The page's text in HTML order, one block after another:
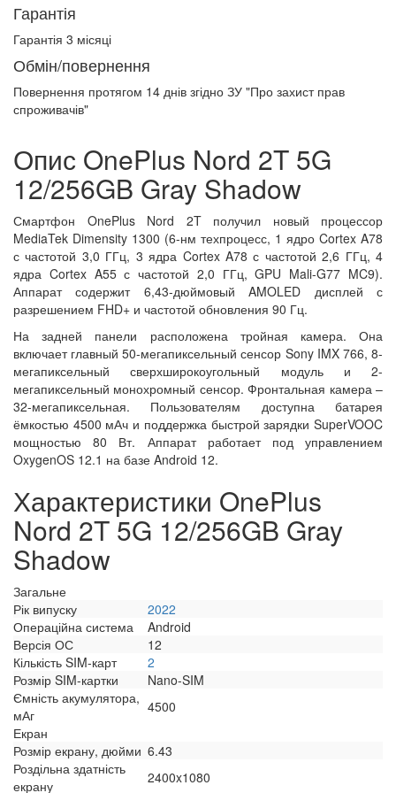
Гарантія
Гарантія 3 місяці
Обмін/повернення
Повернення протягом 14 днів згідно ЗУ "Про захист прав
спроживачів"
Опис OnePlus Nord 2T 5G
12/256GB Gray Shadow
Смартфон OnePlus Nord 2T получил новый процессор
MediaTek Dimensity 1300 (6-нм техпроцесс, 1 ядро Cortex A78
с частотой 3,0 ГГц, 3 ядра Cortex A78 с частотой 2,6 ГГц, 4
ядра Cortex A55 с частотой 2,0 ГГц, GPU Mali-G77 MC9).
Аппарат содержит 6,43-дюймовый AMOLED дисплей с
разрешением FHD+ и частотой обновления 90 Гц.
На задней панели расположена тройная камера. Она
включает главный 50-мегапиксельный сенсор Sony IMX 766, 8-
мегапиксельный сверхширокоугольный модуль и 2-
мегапиксельный монохромный сенсор. Фронтальная камера –
32-мегапиксельная. Пользователям доступна батарея
ёмкостью 4500 мАч и поддержка быстрой зарядки SuperVOOC
мощностью 80 Вт. Аппарат работает под управлением
OxygenOS 12.1 на базе Android 12.
Характеристики OnePlus
Nord 2T 5G 12/256GB Gray
Shadow
Загальне
Рік випуску
2022
Операційна система
Android
Версія ОС
12
Кількість SIM-карт
2
Розмір SIM-картки
Nano-SIM
Ємність акумулятора,
мАг
4500
Екран
Розмір екрану, дюйми 6.43
Роздільна здатність
екрану
2400x1080